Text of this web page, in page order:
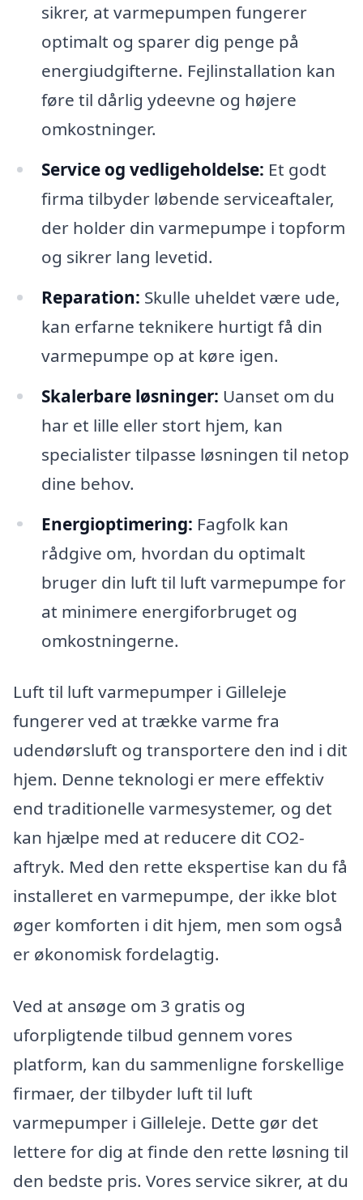
sikrer, at varmepumpen fungerer
optimalt og sparer dig penge på
energiudgifterne. Fejlinstallation kan
føre til dårlig ydeevne og højere
omkostninger.
Service og vedligeholdelse: Et godt
firma tilbyder løbende serviceaftaler,
der holder din varmepumpe i topform
og sikrer lang levetid.
Reparation: Skulle uheldet være ude,
kan erfarne teknikere hurtigt få din
varmepumpe op at køre igen.
Skalerbare løsninger: Uanset om du
har et lille eller stort hjem, kan
specialister tilpasse løsningen til netop
dine behov.
Energioptimering: Fagfolk kan
rådgive om, hvordan du optimalt
bruger din luft til luft varmepumpe for
at minimere energiforbruget og
omkostningerne.
Luft til luft varmepumper i Gilleleje
fungerer ved at trække varme fra
udendørsluft og transportere den ind i dit
hjem. Denne teknologi er mere effektiv
end traditionelle varmesystemer, og det
kan hjælpe med at reducere dit CO2-
aftryk. Med den rette ekspertise kan du få
installeret en varmepumpe, der ikke blot
øger komforten i dit hjem, men som også
er økonomisk fordelagtig.
Ved at ansøge om 3 gratis og
uforpligtende tilbud gennem vores
platform, kan du sammenligne forskellige
firmaer, der tilbyder luft til luft
varmepumper i Gilleleje. Dette gør det
lettere for dig at finde den rette løsning til
den bedste pris. Vores service sikrer, at du